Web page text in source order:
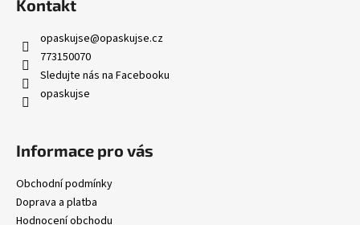
Kontakt
opaskujse@opaskujse.cz
773150070
Sledujte nás na Facebooku
opaskujse
Informace pro vás
Obchodní podmínky
Doprava a platba
Hodnocení obchodu